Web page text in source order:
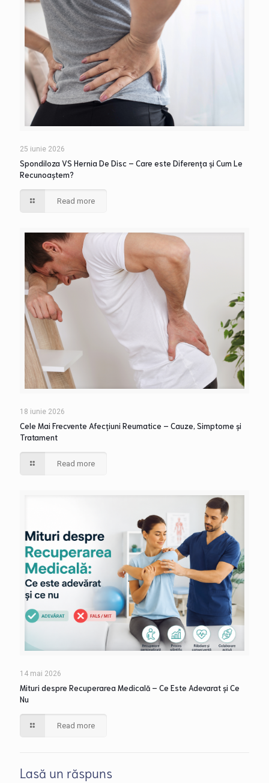
25 iunie 2026
Spondiloza VS Hernia De Disc – Care este Diferența și Cum Le
Recunoaștem?
Read more
18 iunie 2026
Cele Mai Frecvente Afecțiuni Reumatice – Cauze, Simptome și
Tratament
Read more
14 mai 2026
Mituri despre Recuperarea Medicală – Ce Este Adevarat și Ce
Nu
Read more
Lasă un răspuns